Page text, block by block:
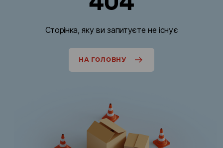
Сторінка, яку ви запитуєте не існує
НА ГОЛОВНУ